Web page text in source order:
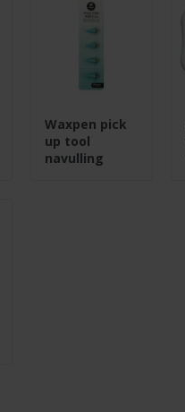
Waxpen pick
up tool
navulling